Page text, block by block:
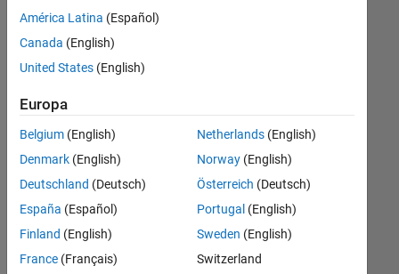
Marketing Services
Finance and Operations
Human Resources
es
keine
offenen
Stellen,
Ihren
Suchkriterien
entsprechen.
können
die
Suchkriterien
weiter
fassen
América Latina (Español)
Canada (English)
United States (English)
Europa
Belgium (English)
Denmark (English)
Deutschland (Deutsch)
España (Español)
Finland (English)
France (Français)
Netherlands(English)
Norway(English)
Österreich (Deutsch)
Portugal (English)
Sweden (English)
Switzerland